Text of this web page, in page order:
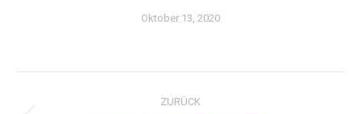
Oktober 13, 2020
Kommentarnavigation
ZURÜCK